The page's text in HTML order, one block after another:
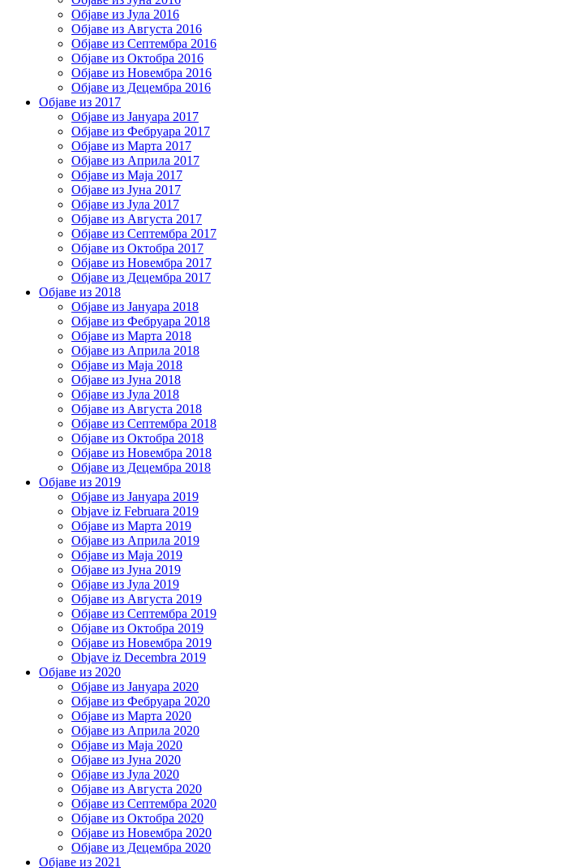
Објаве из Јула 2016
Објаве из Августа 2016
Објаве из Септембра 2016
Објаве из Октобра 2016
Објаве из Новембра 2016
Објаве из Децембра 2016
Објаве из 2017
Објаве из Јануара 2017
Објаве из Фебруара 2017
Објаве из Марта 2017
Објаве из Априла 2017
Објаве из Маја 2017
Објаве из Јуна 2017
Објаве из Јула 2017
Објаве из Августа 2017
Објаве из Септембра 2017
Објаве из Октобра 2017
Објаве из Новембра 2017
Објаве из Децембра 2017
Објаве из 2018
Објаве из Јануара 2018
Објаве из Фебруара 2018
Објаве из Марта 2018
Објаве из Априла 2018
Објаве из Маја 2018
Објаве из Јуна 2018
Објаве из Јула 2018
Објаве из Августа 2018
Објаве из Септембра 2018
Објаве из Октобра 2018
Објаве из Новембра 2018
Објаве из Децембра 2018
Објаве из 2019
Објаве из Јануара 2019
Objave iz Februara 2019
Објаве из Марта 2019
Објаве из Априла 2019
Објаве из Маја 2019
Објаве из Јуна 2019
Објаве из Јула 2019
Објаве из Августа 2019
Објаве из Септембра 2019
Објаве из Октобра 2019
Објаве из Новембра 2019
Objave iz Decembra 2019
Објаве из 2020
Објаве из Јануара 2020
Објаве из Фебруара 2020
Објаве из Марта 2020
Објаве из Априла 2020
Објаве из Маја 2020
Објаве из Јуна 2020
Објаве из Јула 2020
Објаве из Августа 2020
Објаве из Септембра 2020
Објаве из Октобра 2020
Објаве из Новембра 2020
Објаве из Децембра 2020
Објаве из 2021